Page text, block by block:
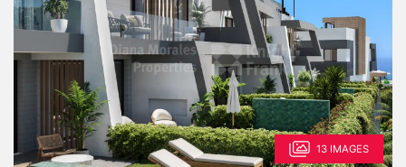
13 IMAGES